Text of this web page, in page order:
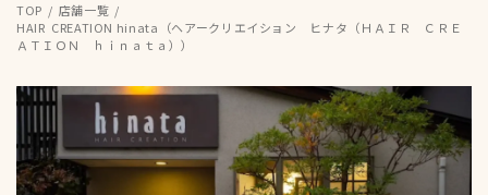
TOP
店舗一覧
HAIR CREATION hinata（ヘアークリエイション ヒナタ（ＨＡＩＲ ＣＲＥ
ＡＴＩＯＮ ｈｉｎａｔａ））